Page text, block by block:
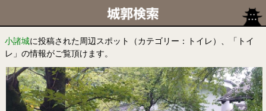
小諸城に投稿された周辺スポット（カテゴリー：トイレ）、「トイ
レ」の情報がご覧頂けます。